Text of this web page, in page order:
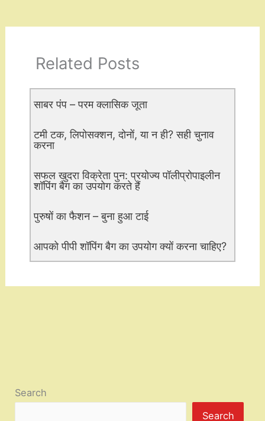
Related Posts
साबर पंप – परम क्लासिक जूता
टमी टक, लिपोसक्शन, दोनों, या न ही? सही चुनाव
करना
सफल खुदरा विक्रेता पुन: प्रयोज्य पॉलीप्रोपाइलीन
शॉपिंग बैग का उपयोग करते हैं
पुरुषों का फैशन – बुना हुआ टाई
आपको पीपी शॉपिंग बैग का उपयोग क्यों करना चाहिए?
Search
Search